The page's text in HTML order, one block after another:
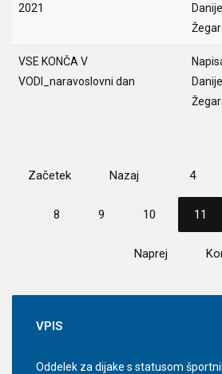
2021
VSE KONČA V
VODI_naravoslovni dan
Začetek Nazaj 4
8 9 10 11
Naprej
VPIS
Oddelek za dijake s statusom